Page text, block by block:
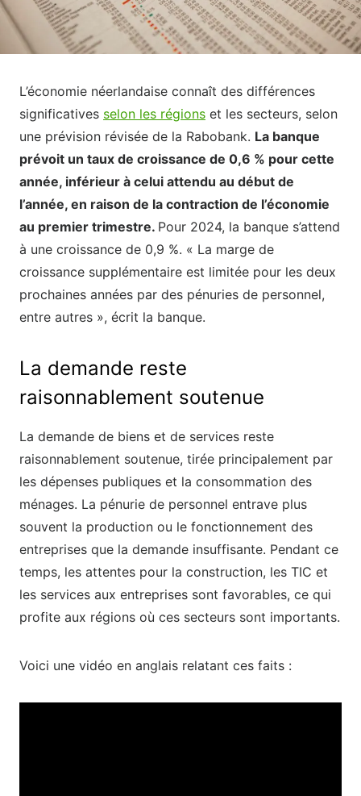
L’économie néerlandaise connaît des différences
significatives selon les régions et les secteurs, selon
une prévision révisée de la Rabobank. La banque
prévoit un taux de croissance de 0,6 % pour cette
année, inférieur à celui attendu au début de
l’année, en raison de la contraction de l’économie
au premier trimestre. Pour 2024, la banque s’attend
à une croissance de 0,9 %. « La marge de
croissance supplémentaire est limitée pour les deux
prochaines années par des pénuries de personnel,
entre autres », écrit la banque.
La demande reste
raisonnablement soutenue
La demande de biens et de services reste
raisonnablement soutenue, tirée principalement par
les dépenses publiques et la consommation des
ménages. La pénurie de personnel entrave plus
souvent la production ou le fonctionnement des
entreprises que la demande insuffisante. Pendant ce
temps, les attentes pour la construction, les TIC et
les services aux entreprises sont favorables, ce qui
profite aux régions où ces secteurs sont importants.
Voici une vidéo en anglais relatant ces faits :